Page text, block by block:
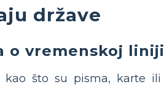
države
o vremenskoj liniji
što su pisma, karte ili